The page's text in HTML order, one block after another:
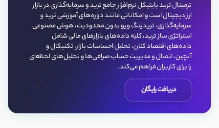
ترمینال ترید بایتیکل نرم‌افزار جامع ترید و سرمایه‌گذاری در بازار
ارز دیجیتال است و امکاناتی مانند دوره‌های آموزشی ترید و
سرمایه‌گذاری، تریدینگ ویو بدون محدودیت، هوش مصنوعی
استراتژی ساز ترید، کلیه داده‌‌های بازارهای مالی شامل
داده‌های اقتصاد کلان، تحلیل احساسات بازار، تکنیکال و
آنچین، اتصال و مدیریت حساب صرافی‌ها و تحلیل‌های لحظه‌ای
را برای کاربران فراهم می‌کند.
دریافت رایگان